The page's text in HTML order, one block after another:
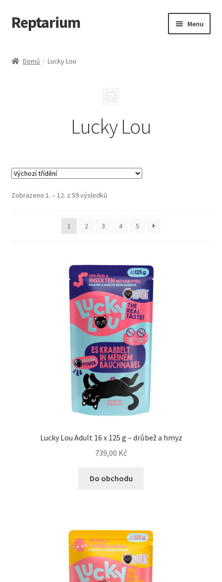
Přeskočit
na
Přejít
k
webu
Reptarium Menu
Malá zvířata — Klece, krmivo, vybavení
Pokladna
Concept for Life pro kočky — Krmivo pro každou životní
Feringa pro kočky — Lisované za studena a přírodní
Fontány pro kočky
Granule pro kočky
Hill’s pro kočky — Veterinární a prémiová výživa
N&D Farmina pro kočky — Italské holistic krmivo
Odpočívadla pro kočky
Purizon pro kočky
Royal Canin pro kočky
Domů Lucky Lou
Lucky Lou
Zobrazeno 1. – 12. z 59 výsledků
1 2 3 4 5
Lucky Lou Adult 16 x 125 g – drůbež a hmyz
739,00 Kč
Do obchodu